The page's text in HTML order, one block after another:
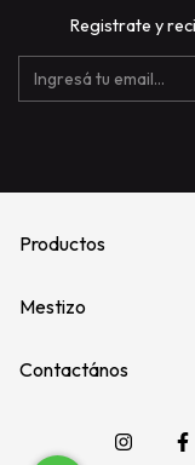
Registrate y
Productos
Mestizo
Contactános